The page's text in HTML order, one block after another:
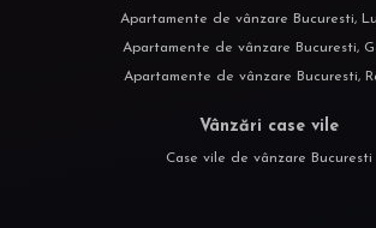
Apartamente de vânzare Bucuresti,
Apartamente de vânzare Bucuresti,
Apartamente de vânzare Bucuresti,
Vânzări case vile
Case vile de vânzare Bucuresti